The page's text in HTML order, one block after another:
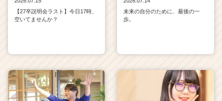
【27卒説明会ラスト】今日17時、
空いてませんか？
未来の自分のために、最後の一
歩。